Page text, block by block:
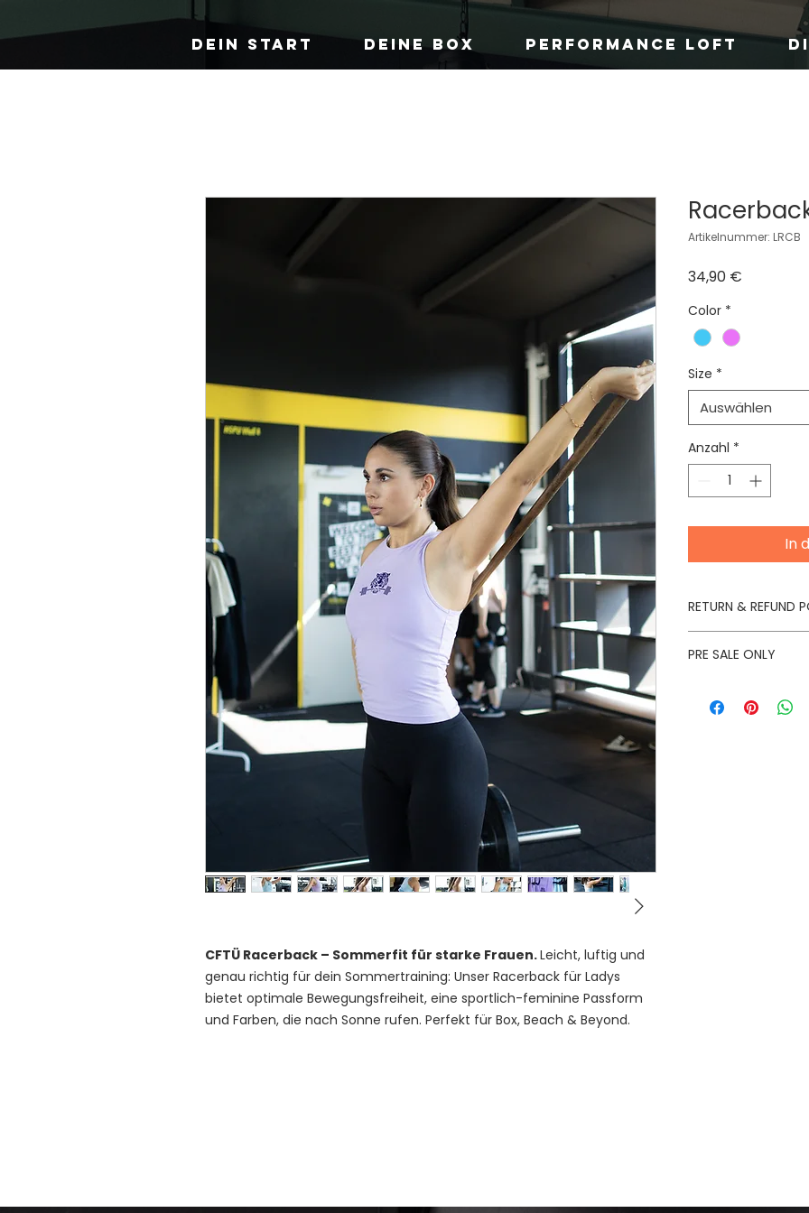
DEIN START DEINE BOX PERFORMANCE LOFT
CFTÜ Racerback – Sommerfit für starke Frauen.Leicht, luftig und
genau richtig für dein Sommertraining: Unser Racerback für Ladys
bietet optimale Bewegungsfreiheit, eine sportlich-feminine Passform
und Farben, die nach Sonne rufen. Perfekt für Box, Beach & Beyond.
Artikelnummer: LRCB
34,90 €
Color *
Size *
Auswählen
Anzahl *
In
RETURN & REFUND
Rücknahmen
PRE SALE ONLY
produiziert und bei